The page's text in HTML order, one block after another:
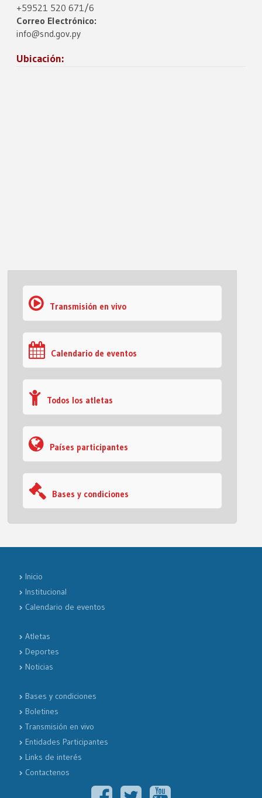
+59521 520 671/6
Correo Electrónico:
info@snd.gov.py
Ubicación:
Transmisión en vivo
Calendario de eventos
Todos los atletas
Países participantes
Bases y condiciones
Inicio
Institucional
Calendario de eventos
Atletas
Deportes
Noticias
Bases y condiciones
Boletines
Transmisión en vivo
Entidades Participantes
Links de interés
Contactenos